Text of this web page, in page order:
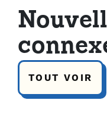
TOUT VOIR